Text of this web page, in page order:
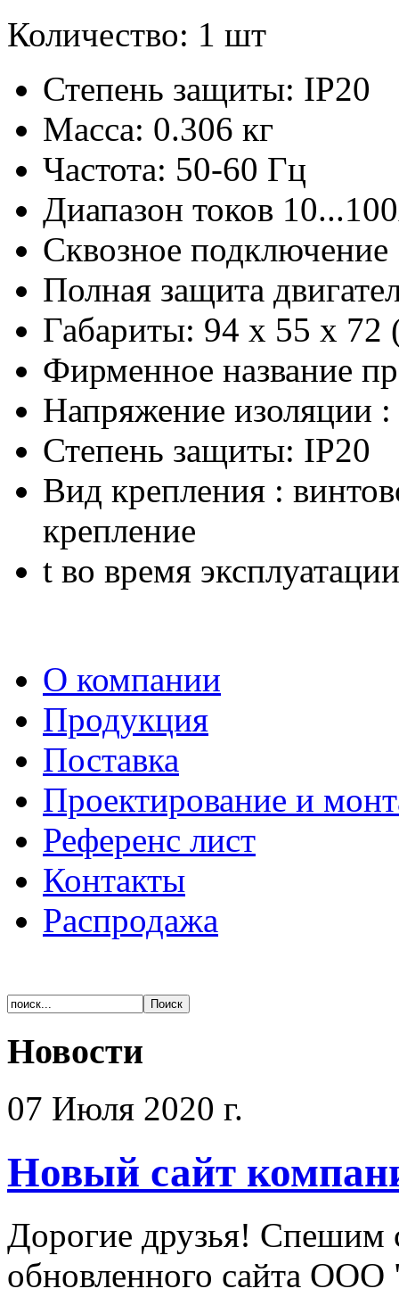
Количество: 1 шт
Степень защиты: IP20
Масса: 0.306 кг
Частота: 50-60 Гц
Диапазон токов
Сквозное подключение
Полная защита
Габариты: 94 х 55 х 72
Фирменное название
Напряжение изоляции
Степень защиты: IP20
Вид крепления :
крепление
t во время
О компании
Продукция
Поставка
Проектирование и
Референс лист
Контакты
Распродажа
Новости
07 Июля 2020 г.
Новый сайт
Дорогие друзья! Спешим
обновленного сайта